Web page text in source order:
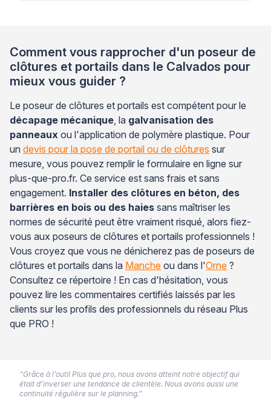
Comment vous rapprocher d'un poseur de
clôtures et portails dans le Calvados pour
mieux vous guider ?
Le poseur de clôtures et portails est compétent pour le
décapage mécanique , la galvanisation des
panneaux ou l'application de polymère plastique. Pour
un devis pour la pose de portail ou de clôtures sur
mesure, vous pouvez remplir le formulaire en ligne sur
plus-que-pro.fr. Ce service est sans frais et sans
engagement. Installer des clôtures en béton, des
barrières en bois ou des haies sans maîtriser les
normes de sécurité peut être vraiment risqué, alors fiez-
vous aux poseurs de clôtures et portails professionnels !
Vous croyez que vous ne dénicherez pas de poseurs de
clôtures et portails dans la Manche ou dans l'Orne ?
Consultez ce répertoire ! En cas d'hésitation, vous
pouvez lire les commentaires certifiés laissés par les
clients sur les profils des professionnels du réseau Plus
que PRO !
“Grâce à l’outil Plus que pro, nous avons atteint notre objectif qui
était d’inverser une tendance de clientèle. Nous avons aussi une
continuité régulière sur le planning.”